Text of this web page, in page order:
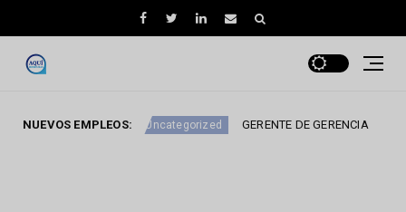
NUEVOS EMPLEOS:
Uncategorized GERENTE DE GERENCIA